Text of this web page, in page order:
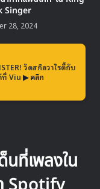
ก่ หน้ากาก ‘เป็ด
นรอบนี้ หน้ากาก
องเขาออกมา และตัว
Block B
Singer
28, 2024
วัดสกิลวาไรตี้กับ
Viu ▶ คลิก